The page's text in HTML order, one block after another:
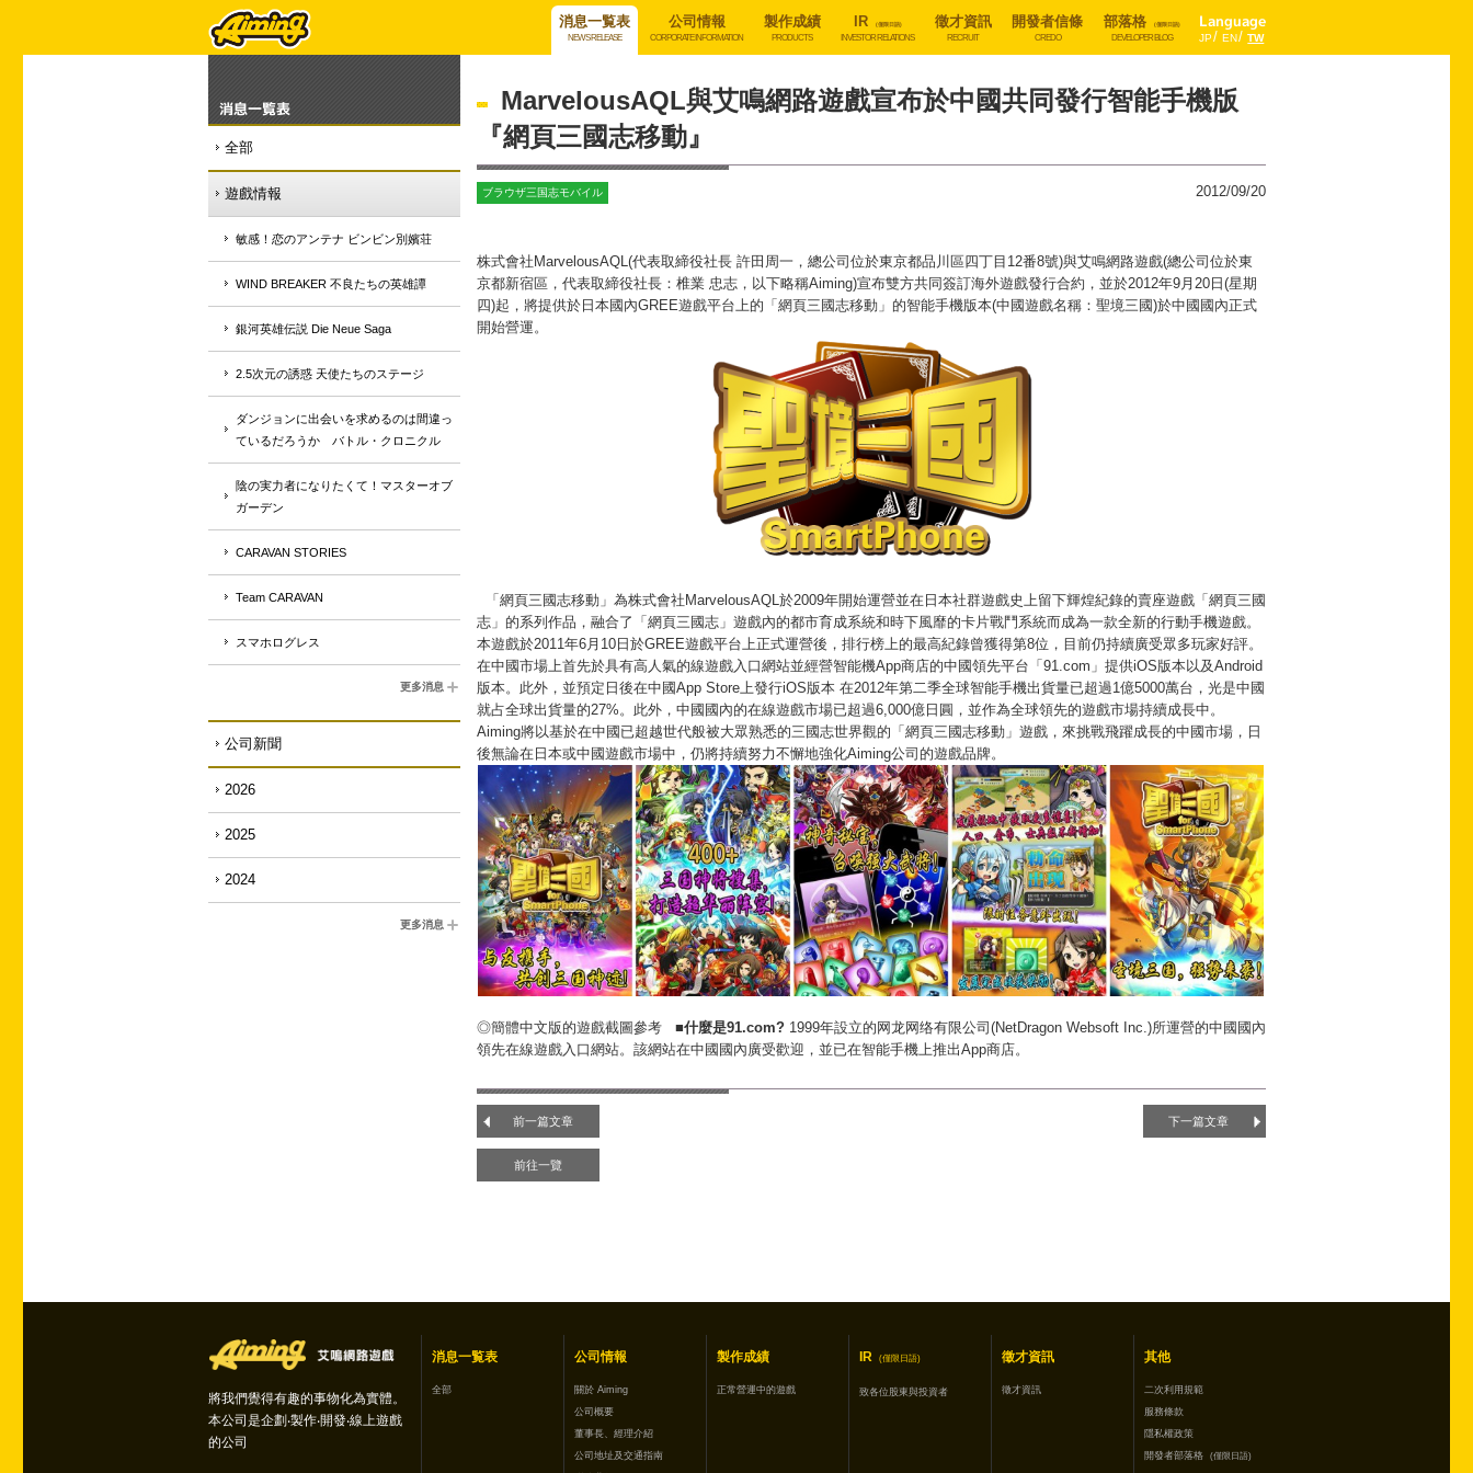
Language
JP EN TW
消息一覧表
NEWS RELEASE
公司情報
CORPORATE INFORMATION
製作成績
PRODUCTS
IR (僅限日語)
INVESTOR RELATIONS
徵才資訊
RECRUIT
開發者信條
CREDO
部落格 (僅限日語)
DEVELOPER BLOG
MarvelousAQL與艾鳴網路遊戲宣布於中國共同發行智能手機版
『網頁三國志移動』
2012/09/20
ブラウザ三国志モバイル
株式會社MarvelousAQL(代表取締役社長 許田周一，總公司位於東京都品川區四丁目12番8號)與艾鳴網路遊戲(總公司位於東
京都新宿區，代表取締役社長：椎業 忠志，以下略稱Aiming)宣布雙方共同簽訂海外遊戲發行合約，並於2012年9月20日(星期
四)起，將提供於日本國內GREE遊戲平台上的「網頁三國志移動」的智能手機版本(中國遊戲名稱：聖境三國)於中國國內正式
開始營運。
「網頁三國志移動」為株式會社MarvelousAQL於2009年開始運營並在日本社群遊戲史上留下輝煌紀錄的賣座遊戲「網頁三國
志」的系列作品，融合了「網頁三國志」遊戲內的都市育成系統和時下風靡的卡片戰鬥系統而成為一款全新的行動手機遊戲。
本遊戲於2011年6月10日於GREE遊戲平台上正式運營後，排行榜上的最高紀錄曾獲得第8位，目前仍持續廣受眾多玩家好評。
在中國市場上首先於具有高人氣的線遊戲入口網站並經營智能機App商店的中國領先平台「91.com」提供iOS版本以及Android
版本。此外，並預定日後在中國App Store上發行iOS版本 在2012年第二季全球智能手機出貨量已超過1億5000萬台，光是中國
就占全球出貨量的27%。此外，中國國內的在線遊戲市場已超過6,000億日圓，並作為全球領先的遊戲市場持續成長中。
Aiming將以基於在中國已超越世代般被大眾熟悉的三國志世界觀的「網頁三國志移動」遊戲，來挑戰飛躍成長的中國市場，日
後無論在日本或中國遊戲市場中，仍將持續努力不懈地強化Aiming公司的遊戲品牌。
◎簡體中文版的遊戲截圖參考 ■什麼是91.com?1999年設立的网龙网络有限公司(NetDragon Websoft Inc.)所運營的中國國內
領先在線遊戲入口網站。該網站在中國國內廣受歡迎，並已在智能手機上推出App商店。
下一篇文章
前一篇文章
前往一覽
消息一覧表
全部
遊戲情報
敏感！恋のアンテナ ビンビン別嬪荘
WIND BREAKER 不良たちの英雄譚
銀河英雄伝説 Die Neue Saga
2.5次元の誘惑 天使たちのステージ
ダンジョンに出会いを求めるのは間違っ
ているだろうか バトル・クロニクル
陰の実力者になりたくて！マスターオブ
ガーデン
CARAVAN STORIES
Team CARAVAN
スマホログレス
更多消息
公司新聞
2026
2025
2024
更多消息
將我們覺得有趣的事物化為實體。
本公司是企劃‧製作‧開發‧線上遊戲
的公司
消息一覧表
全部
公司情報
關於 Aiming
公司概要
董事長、經理介紹
公司地址及交通指南
製作成績
正常營運中的遊戲
IR (僅限日語)
致各位股東與投資者
徵才資訊
徵才資訊
其他
二次利用規範
服務條款
隱私權政策
開發者部落格
(僅限日語)